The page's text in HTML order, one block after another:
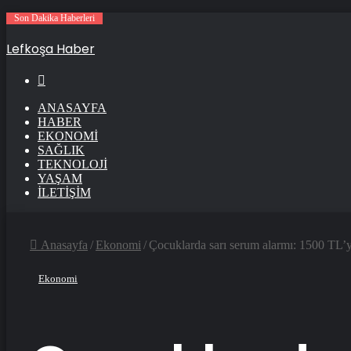
Son Dakika Haberleri
Lefkoşa Haber
ANASAYFA
HABER
EKONOMI
SAĞLIK
TEKNOLOJI
YAŞAM
İLETIŞIM
Anasayfa / Ekonomi / Çocuklarda sarı serum alarmı: 1500
Ekonomi